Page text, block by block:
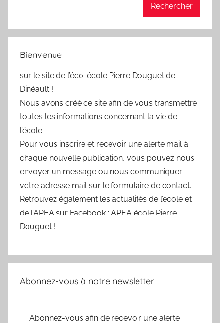
Rechercher
Bienvenue
sur le site de l’éco-école Pierre Douguet de
Dinéault !
Nous avons créé ce site afin de vous transmettre
toutes les informations concernant la vie de
l’école.
Pour vous inscrire et recevoir une alerte mail à
chaque nouvelle publication, vous pouvez nous
envoyer un message ou nous communiquer
votre adresse mail sur le formulaire de contact.
Retrouvez également les actualités de l’école et
de l’APEA sur Facebook : APEA école Pierre
Douguet !
Abonnez-vous à notre newsletter
Abonnez-vous afin de recevoir une alerte